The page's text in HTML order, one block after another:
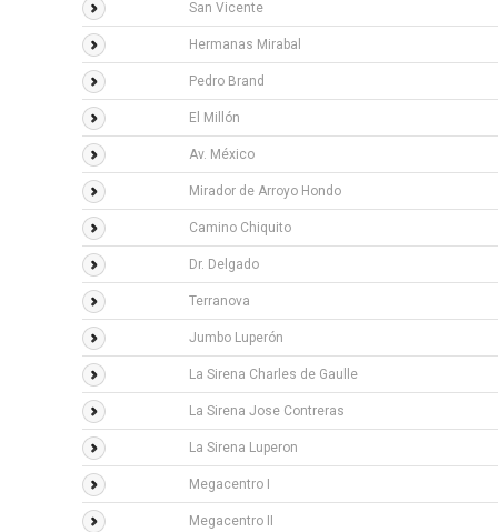
San Vicente
Hermanas Mirabal
Pedro Brand
El Millón
Av. México
Mirador de Arroyo Hondo
Camino Chiquito
Dr. Delgado
Terranova
Jumbo Luperón
La Sirena Charles de Gaulle
La Sirena Jose Contreras
La Sirena Luperon
Megacentro I
Megacentro II